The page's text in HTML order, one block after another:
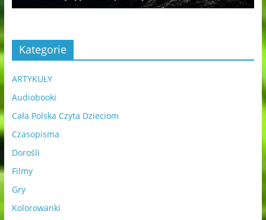
Kategorie
ARTYKUŁY
Audiobooki
Cała Polska Czyta Dzieciom
Czasopisma
Dorośli
Filmy
Gry
Kolorowanki